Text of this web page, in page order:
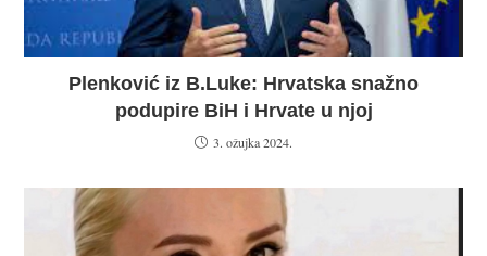
Plenković iz B.Luke: Hrvatska snažno
podupire BiH i Hrvate u njoj
3. ožujka 2024.